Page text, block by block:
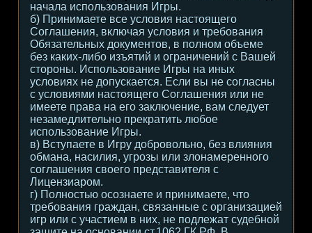
начала использования Игры.
б) Принимаете все условия настоящего
Соглашения, включая условия и требования
Обязательных документов, в полном объеме
без каких-либо изъятий и ограничений с Вашей
стороны. Использование Игры на иных
условиях не допускается. Если вы не согласны
с условиями настоящего Соглашения или не
имеете права на его заключение, вам следует
незамедлительно прекратить любое
использование Игры.
в) Вступаете в Игру добровольно, без влияния
обмана, насилия, угрозы или злонамеренного
соглашения своего представителя с
Лицензиаром.
г) Полностью осознаете и принимаете, что
требования граждан, связанные с организацией
игр или с участием в них, не подлежат судебной